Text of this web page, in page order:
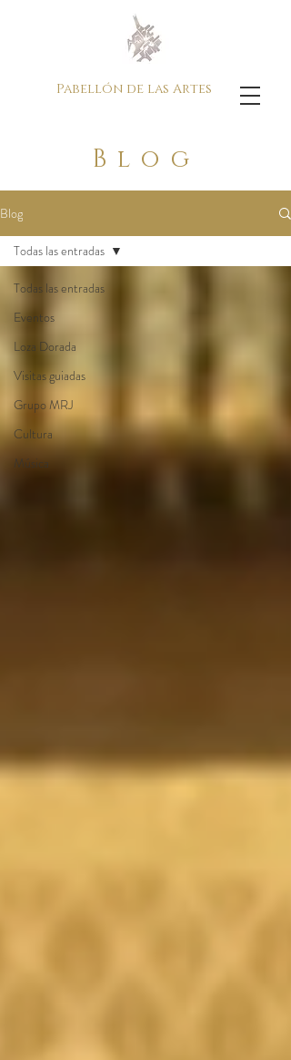
Pabellón de las Artes
Blog
Blog
Todas las entradas
Eventos
Loza Dorada
Visitas guiadas
Grupo MRJ
Cultura
Música
Todas las entradas